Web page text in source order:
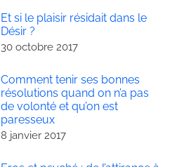
Et si le plaisir résidait dans le
Désir ?
30 octobre 2017
Comment tenir ses bonnes
résolutions quand on n’a pas
de volonté et qu’on est
paresseux
8 janvier 2017